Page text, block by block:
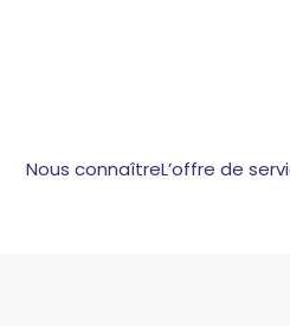
Nous connaîtreL’offre de